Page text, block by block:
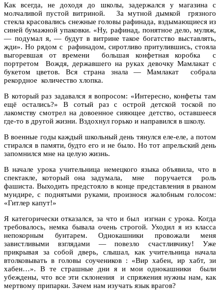
Как всегда, не доходя до школы, задержался у магазина с
молчаливой пустой витриной. За мутной дымкой грязного
стекла красовались снежные головы рафинада, вздымающиеся из
синей бумажной упаковки. «Ну, рафинад, понятное дело, муляж,
— подумал я, — будут в витрине такое богатство выставлять,
жди». Но рядом с рафинадом, сиротливо притулившись, стояла
выгоревшая от времени большая конфетная коробка с
портретом Вождя, державшего на руках девочку Мамлакат с
букетом цветов. Вся страна знала — Мамлакат собрала
рекордное количество хлопка.
В который раз задавался я вопросом: «Интересно, конфеты там
ещё остались?» В сотый раз с острой детской тоской по
лакомству смотрел на довоенное сияющее детство, оставшееся
где-то в другой жизни. Вздохнул горько и направился в школу.
В военные годы каждый школьный день тянулся еле-еле, а потом
стирался в памяти, будто его и не было. Но тот апрельский день
запомнился мне на целую жизнь.
В начале урока учительница немецкого языка объявила, что в
спектакле, который она задумала, мне поручается роль
фашиста. Выходить предстояло в конце представления в рваном
мундире, с поднятыми руками, произнося жалобным голосом:
«Гитлер капут!»
Я категорически отказался, за что и был изгнан с урока. Когда
требовалось, немка бывала очень строгой. Уходил я из класса
непокорным бунтарем. Однокашники провожали меня
завистливыми взглядами — повезло счастливчику! Уже
прикрывая за собой дверь, слышал, как учительница начала
втолковывать в головы соучеников : «Вир хабен, ир хабт, зи
хабен…». В те страшные дни я и мои однокашники были
убеждены, что все эти склонения и спряжения нужны нам, как
мертвому припарки. Зачем нам изучать язык врагов?